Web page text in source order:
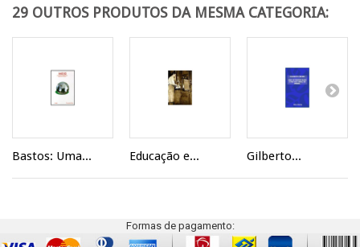
29 OUTROS PRODUTOS DA MESMA CATEGORIA:
Bastos: Uma... Educação e... Gilberto...
Formas de pagamento: